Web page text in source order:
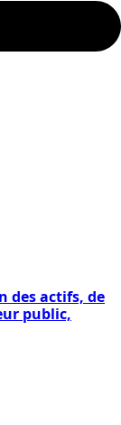
des actifs, de
public,